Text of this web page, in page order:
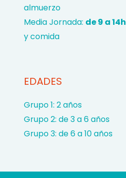
almuerzo
Media Jornada: de 9 a 14h
y comida
EDADES
Grupo 1: 2 años
Grupo 2: de 3 a 6 años
Grupo 3: de 6 a 10 años